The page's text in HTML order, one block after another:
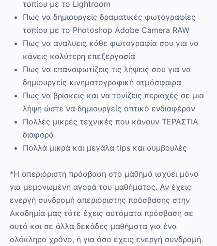
τοπίου με το Lightroom
Πως να δημιουργείς δραματικές φωτογραφίες
τοπίου με το Photoshop Adobe Camera RAW
Πως να αναλυεις κάθε φωτογραφία σου για να
κάνεις καλύτερη επεξεργασία
Πως να επαναφωτίζεις τις λήψεις σου για να
δημιουργείς κινηματογραφική ατμόσφαιρα
Πως να βρίσκεις και να τονίζεις περιοχές σε μια
λήψη ώστε να δημιουργείς οπτικό ενδιαφέρον
Πολλές μικρές τεχνικές που κάνουν ΤΕΡΑΣΤΙΑ
διαφορά
Πολλά μικρά και μεγάλα tips και συμβουλές
*Η απεριόριστη πρόσβαση στο μάθημά ισχύει μόνο
για μεμονωμένη αγορά του μαθήματος. Αν έχεις
ενεργή συνδρομή απεριόριστης πρόσβασης στην
Ακαδημία μας τότε έχεις αυτόματα πρόσβαση σε
αυτό και σε άλλα δεκάδες μαθήματα για ένα
ολόκληρο χρόνο, ή για όσο έχεις ενεργή συνδρομή.